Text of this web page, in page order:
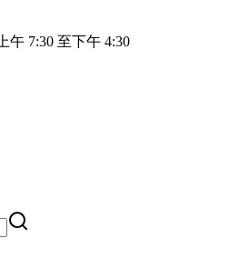
午 7:30 至下午 4:30